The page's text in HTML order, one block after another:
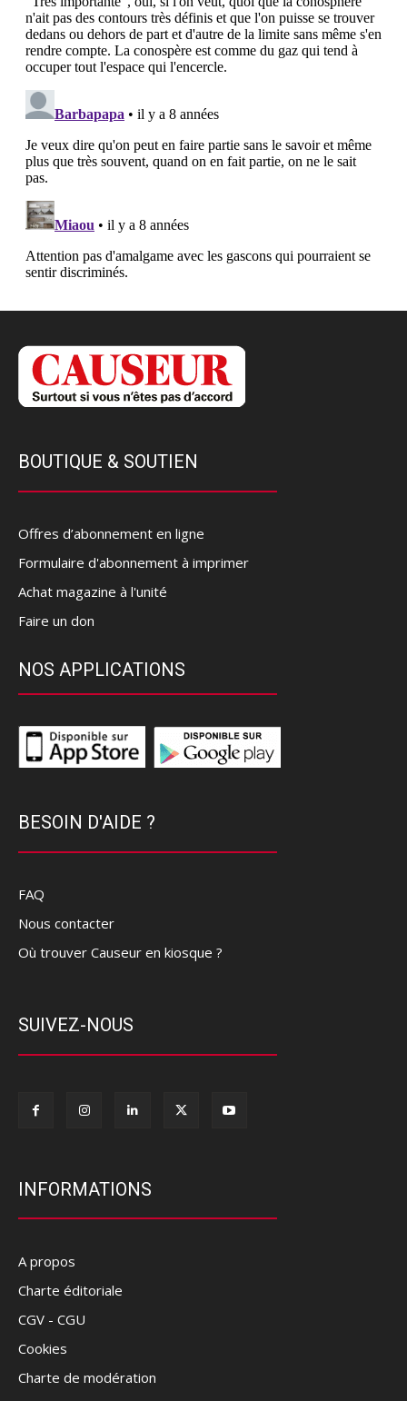
BOUTIQUE & SOUTIEN
Offres d’abonnement en ligne
Formulaire d'abonnement à imprimer
Achat magazine à l'unité
Faire un don
NOS APPLICATIONS
BESOIN D'AIDE ?
FAQ
Nous contacter
Où trouver Causeur en kiosque ?
SUIVEZ-NOUS
INFORMATIONS
A propos
Charte éditoriale
CGV - CGU
Cookies
Charte de modération